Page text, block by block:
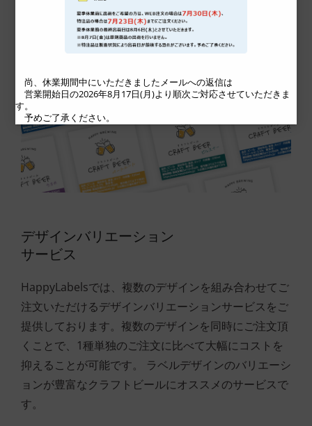
デザインバリエーション
サービス
HappyLabelsでは、複数のデザインを組み合わせてご
注文いただけるデザインバリエーションサービスをご
提供しております。複数のデザインを同時にご注文頂
くことで、1種単独のご注文に比べて大幅にコストを
抑えることが可能です。 ラベルデザインのバリエーシ
ョンが豊富なクラフトビールにオススメのサービスで
す。
尚、休業期間中にいただきましたメールへの返信は
営業開始日の2026年8月17日(月)より順次ご対応させていただきま
す。
予めご了承ください。